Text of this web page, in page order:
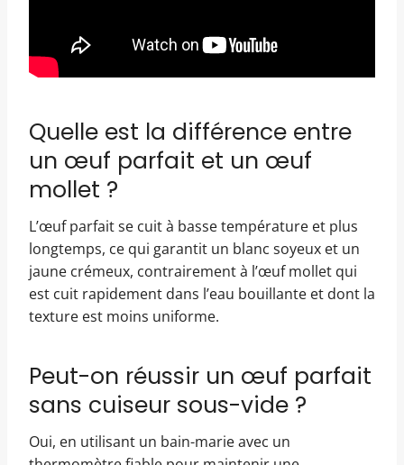
Quelle est la différence entre
un œuf parfait et un œuf
mollet ?
L’œuf parfait se cuit à basse température et plus
longtemps, ce qui garantit un blanc soyeux et un
jaune crémeux, contrairement à l’œuf mollet qui
est cuit rapidement dans l’eau bouillante et dont la
texture est moins uniforme.
Peut-on réussir un œuf parfait
sans cuiseur sous-vide ?
Oui, en utilisant un bain-marie avec un